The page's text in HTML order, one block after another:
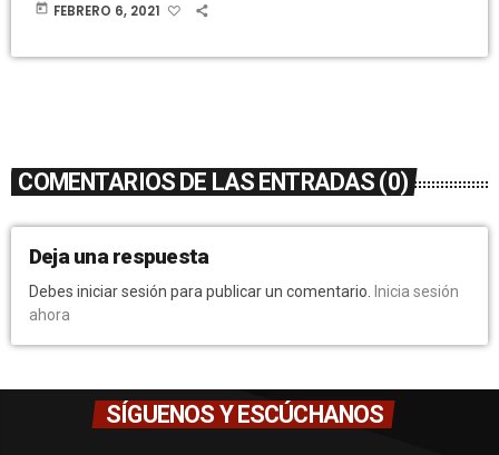
today FEBRERO 6, 2021
COMENTARIOS DE LAS ENTRADAS (0)
Deja una respuesta
Debes iniciar sesión para publicar un comentario.
Inicia sesión
ahora
SÍGUENOS Y ESCÚCHANOS